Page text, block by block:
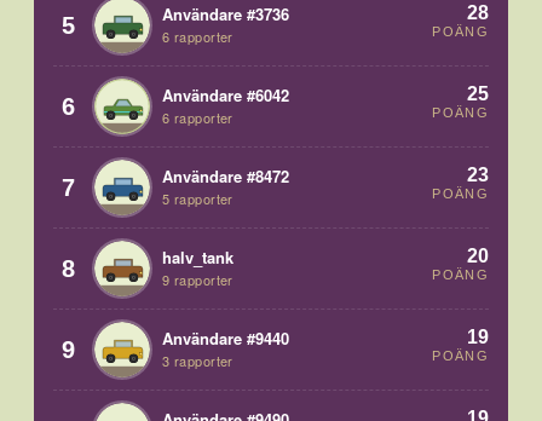
5 Användare #3736
6 rapporter
28
POÄNG
6 Användare #6042
6 rapporter
25
POÄNG
7 Användare #8472
5 rapporter
23
POÄNG
8 halv_tank
9 rapporter
20
POÄNG
9 Användare #9440
3 rapporter
19
POÄNG